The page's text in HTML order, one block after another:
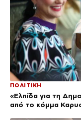
ΠΟΛΙΤΙΚΗ
«Ελπίδα για τη
από το κόμμα